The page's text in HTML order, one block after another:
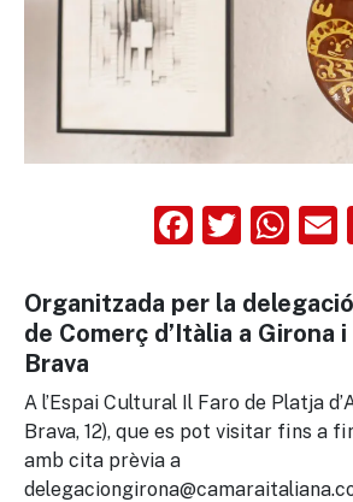
Organitzada per la
de Comerç d’Itàlia a Girona
Brava
A l’Espai Cultural Il Faro de Platja
Brava, 12), que es pot visitar fins a
amb cita prèvia a